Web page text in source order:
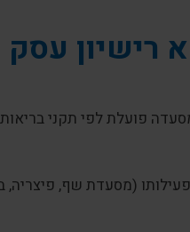
רישיון
פועלת לפי תקני בריאות,
(מסעדת שף, פיצריה,